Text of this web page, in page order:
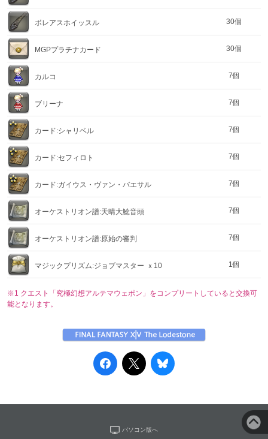
ボレアスホイッスル 30個
MGPプラチナカード 30個
カルコ 7個
ブリーナ 7個
カード:シャリベル 7個
カード:セフィロト 7個
カード:ガイウス・ヴァン・バエサル 7個
オーケストリオン譜:天晴大鯰音頭 7個
オーケストリオン譜:原始の審判 7個
マジックプリズム:ジョブマスター ｘ10 1個
※1 クエスト「究極幻想アルテマウェポン」をコンプリートしていると交換可
能となります。
パソコン版へ